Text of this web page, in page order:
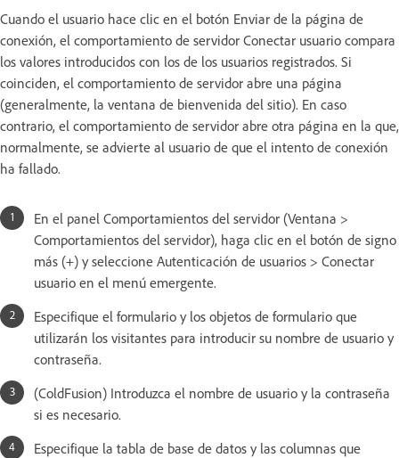
Cuando el usuario hace clic en el botón Enviar de la página de
conexión, el comportamiento de servidor Conectar usuario compara
los valores introducidos con los de los usuarios registrados. Si
coinciden, el comportamiento de servidor abre una página
(generalmente, la ventana de bienvenida del sitio). En caso
contrario, el comportamiento de servidor abre otra página en la que,
normalmente, se advierte al usuario de que el intento de conexión
ha fallado.
En el panel Comportamientos del servidor (Ventana >
Comportamientos del servidor), haga clic en el botón de signo
más (+) y seleccione Autenticación de usuarios > Conectar
usuario en el menú emergente.
Especifique el formulario y los objetos de formulario que
utilizarán los visitantes para introducir su nombre de usuario y
contraseña.
(ColdFusion) Introduzca el nombre de usuario y la contraseña
si es necesario.
Especifique la tabla de base de datos y las columnas que